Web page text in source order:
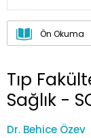
Ön Okuma
Tıp
Sağlık -
Dr. Behice Özev